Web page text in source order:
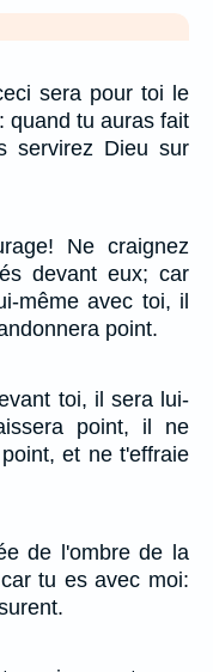
sera pour toi le
quand tu auras fait
servirez Dieu sur
Ne craignez
devant eux; car
même avec toi, il
point.
toi, il sera lui-
point, il ne
et ne t'effraie
de l'ombre de la
tu es avec moi: